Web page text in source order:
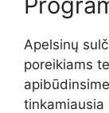
Apelsinų
poreikiams
tinkamiausia